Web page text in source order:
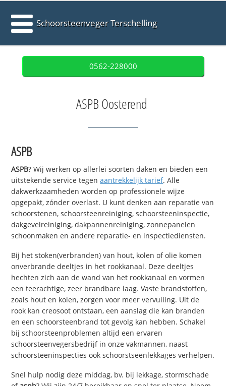
Schoorsteenveger Terschelling
0562-228000
ASPB Oosterend
ASPB
ASPB? Wij werken op allerlei soorten daken en bieden een
uitstekende service tegenaantrekkelijk tarief. Alle
dakwerkzaamheden worden op professionele wijze
opgepakt, zónder overlast. U kunt denken aan reparatie van
schoorstenen, schoorsteenreiniging, schoorsteeninspectie,
dakgevelreiniging, dakpannenreiniging, zonnepanelen
schoonmaken en andere reparatie- en inspectiediensten.
Bij het stoken(verbranden) van hout, kolen of olie komen
onverbrande deeltjes in het rookkanaal. Deze deeltjes
hechten zich aan de wand van het rookkanaal en vormen
een teerachtige, zeer brandbare laag. Vaste brandstoffen,
zoals hout en kolen, zorgen voor meer vervuiling. Uit de
rook kan creosoot ontstaan, een aanslag die kan branden
en een schoorsteenbrand tot gevolg kan hebben. Schakel
bij schoorsteenproblemen altijd een ervaren
schoorsteenvegersbedrijf in onze vakmannen, naast
schoorsteeninspecties ook schoorstseenlekkages verhelpen.
Snel hulp nodig deze middag, bv. bij lekkage, stormschade